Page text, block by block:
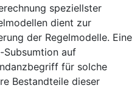
speziellster
dient zur
der Regelmodelle. Eine
Subsumtion auf
für solche
Bestandteile dieser